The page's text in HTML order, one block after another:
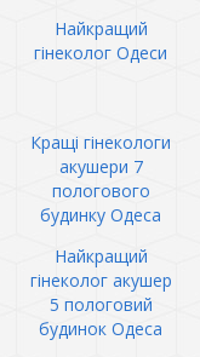
Найкращий
гінеколог Одеси
Кращі гінекологи
акушери 7
пологового
будинку Одеса
Найкращий
гінеколог акушер
5 пологовий
будинок Одеса